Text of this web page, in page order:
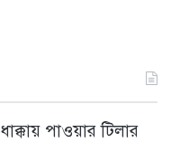
পাওয়ার টিলার